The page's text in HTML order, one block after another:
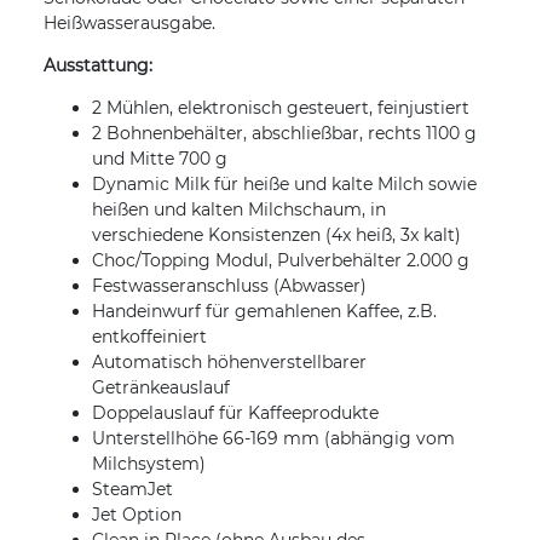
Heißwasserausgabe.
Ausstattung:
2 Mühlen, elektronisch gesteuert, feinjustiert
2 Bohnenbehälter, abschließbar, rechts 1100 g
und Mitte 700 g
Dynamic Milk für heiße und kalte Milch sowie
heißen und kalten Milchschaum, in
verschiedene Konsistenzen (4x heiß, 3x kalt)
Choc/Topping Modul, Pulverbehälter 2.000 g
Festwasseranschluss (Abwasser)
Handeinwurf für gemahlenen Kaffee, z.B.
entkoffeiniert
Automatisch höhenverstellbarer
Getränkeauslauf
Doppelauslauf für Kaffeeprodukte
Unterstellhöhe 66-169 mm (abhängig vom
Milchsystem)
SteamJet
Jet Option